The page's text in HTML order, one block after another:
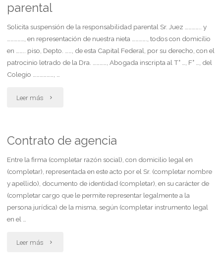
filiación"
parental
Solicita suspensión de la responsabilidad parental Sr. Juez ………….. y
……………, en representación de nuestra nieta …………., todos con domicilio
en …….. piso, Depto. ……, de esta Capital Federal, por su derecho, con el
patrocinio letrado de la Dra. …………, Abogada inscripta al T° …, F° …, del
Colegio ………………, …
Leer más "Suspensión
la
responsabilidad
parental"
Contrato de agencia
Entre la firma (completar razón social), con domicilio legal en
(completar), representada en este acto por el Sr. (completar nombre
y apellido), documento de identidad (completar), en su carácter de
(completar cargo que le permite representar legalmente a la
persona jurídica) de la misma, según (completar instrumento legal
en el …
Leer más "Contrato